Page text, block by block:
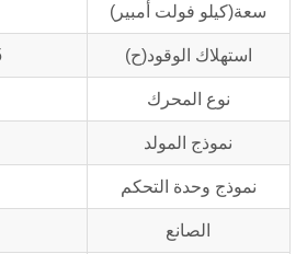
سعة(كيلو فولت أمبير)
استهلاك الوقود(ح)
نوع المحرك
نموذج المولد
نموذج وحدة التحكم
الصانع